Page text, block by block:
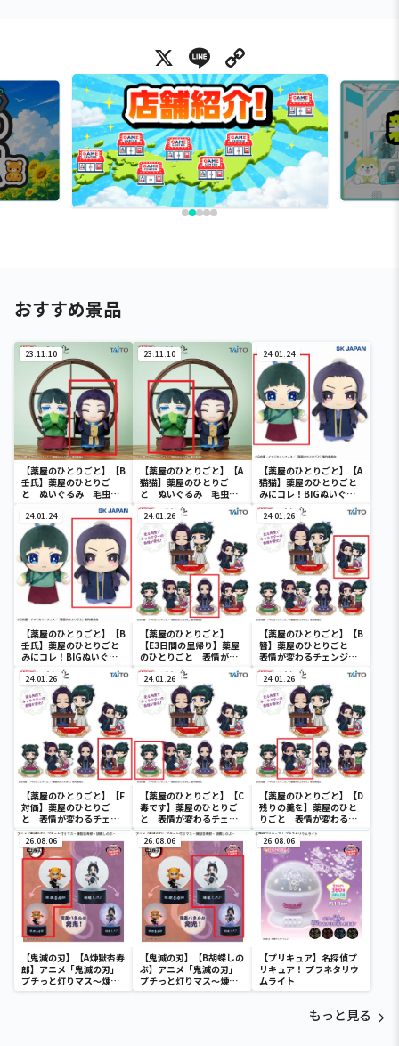
X Line
おすすめ景品
23.11.10
【薬屋のひとりごと】【B
壬氏】薬屋のひとりご
と ぬいぐるみ 毛虫を
23.11.10
【薬屋のひとりごと】【A
猫猫】薬屋のひとりご
と ぬいぐるみ 毛虫を
見るような目ver.
24.01.24
【薬屋のひとりごと】【A
猫猫】薬屋のひとりごと
みにコレ！BIGぬいぐる
み
24.01.24
【薬屋のひとりごと】【B
壬氏】薬屋のひとりごと
みにコレ！BIGぬいぐる
み
24.01.26
【薬屋のひとりごと】
【E3日間の里帰り】薬屋
のひとりごと 表情が変
わるチェンジングアクリ
ルスタンド
24.01.26
【薬屋のひとりごと】【B
簪】薬屋のひとりごと
表情が変わるチェンジン
グアクリルスタンド
24.01.26
【薬屋のひとりごと】【F
対価】薬屋のひとりご
と 表情が変わるチェン
ジングアクリルスタンド
24.01.26
【薬屋のひとりごと】【C
毒です】薬屋のひとりご
と 表情が変わるチェン
ジングアクリルスタンド
24.01.26
【薬屋のひとりごと】【D
残りの羹を】薬屋のひと
りごと 表情が変わるチ
ェンジングアクリルスタ
ンド
26.08.06
【鬼滅の刃】【A煉獄杏寿
郎】アニメ「鬼滅の刃」
プチっと灯りマス～煉獄
杏寿郎・胡蝶しのぶ～
26.08.06
【鬼滅の刃】【B胡蝶しの
ぶ】アニメ「鬼滅の刃」
プチっと灯りマス～煉獄
杏寿郎・胡蝶しのぶ～
26.08.06
【プリキュア】名探偵プ
リキュア！ プラネタリウ
ムライト
もっと見る